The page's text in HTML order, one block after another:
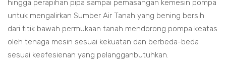
hingga perapihan pipa sampai pemasangan kemesin pompa
untuk mengalirkan Sumber Air Tanah yang bening bersih
dari titik bawah permukaan tanah mendorong pompa keatas
oleh tenaga mesin sesuai kekuatan dan berbeda-beda
sesuai keefesienan yang pelangganbutuhkan.